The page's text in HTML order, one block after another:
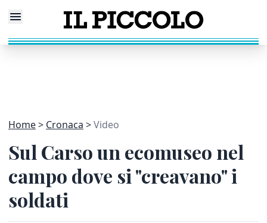
Home Cronaca Video
Sul Carso un ecomuseo nel
campo dove si "creavano" i
soldati